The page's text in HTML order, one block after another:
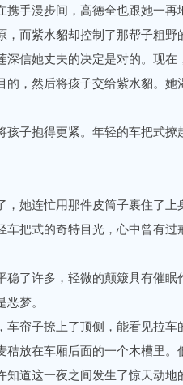
手漫步间，高德全也跟她一再
，而紫水貂却控制了那帮子粗野
深信她丈夫的决定是对的。现在
的，然后将孩子交给紫水貂。她
子抱得更紧。年轻的车把式撩
她连忙用那件皮筒子裹住了上
车把式的奇特目光，心中曾有
许多，轻微的颠簸具有催眠
梦。
帘子撩上了顶侧，能看见拉车
秸放在车厢后面的一个木槽里
知道这一夜之间发生了惊天动